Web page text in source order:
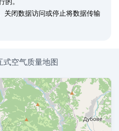
关闭数据访问或停止将数据传输
式空气质量地图